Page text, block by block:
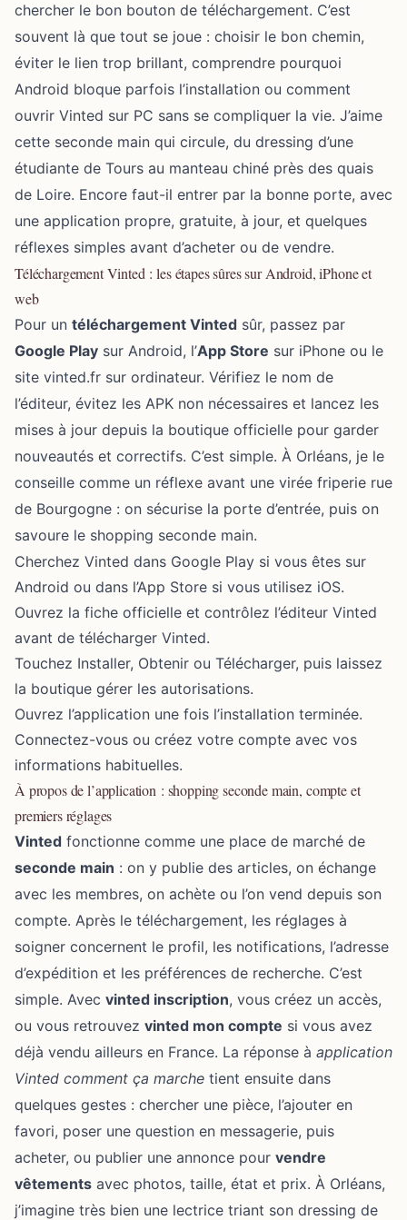
chercher le bon bouton de téléchargement. C’est
souvent là que tout se joue : choisir le bon chemin,
éviter le lien trop brillant, comprendre pourquoi
Android bloque parfois l’installation ou comment
ouvrir Vinted sur PC sans se compliquer la vie. J’aime
cette seconde main qui circule, du dressing d’une
étudiante de Tours au manteau chiné près des quais
de Loire. Encore faut-il entrer par la bonne porte, avec
une application propre, gratuite, à jour, et quelques
réflexes simples avant d’acheter ou de vendre.
Téléchargement Vinted : les étapes sûres sur Android, iPhone et
web
Pour un téléchargement Vinted sûr, passez par
Google Play sur Android, l’App Store sur iPhone ou le
site vinted.fr sur ordinateur. Vérifiez le nom de
l’éditeur, évitez les APK non nécessaires et lancez les
mises à jour depuis la boutique officielle pour garder
nouveautés et correctifs. C’est simple. À Orléans, je le
conseille comme un réflexe avant une virée friperie rue
de Bourgogne : on sécurise la porte d’entrée, puis on
savoure le shopping seconde main.
Cherchez Vinted dans Google Play si vous êtes sur
Android ou dans l’App Store si vous utilisez iOS.
Ouvrez la fiche officielle et contrôlez l’éditeur Vinted
avant de télécharger Vinted.
Touchez Installer, Obtenir ou Télécharger, puis laissez
la boutique gérer les autorisations.
Ouvrez l’application une fois l’installation terminée.
Connectez-vous ou créez votre compte avec vos
informations habituelles.
À propos de l’application : shopping seconde main, compte et
premiers réglages
Vinted fonctionne comme une place de marché de
seconde main : on y publie des articles, on échange
avec les membres, on achète ou l’on vend depuis son
compte. Après le téléchargement, les réglages à
soigner concernent le profil, les notifications, l’adresse
d’expédition et les préférences de recherche. C’est
simple. Avec vinted inscription, vous créez un accès,
ou vous retrouvez vinted mon compte si vous avez
déjà vendu ailleurs en France. La réponse à application
Vinted comment ça marche tient ensuite dans
quelques gestes : chercher une pièce, l’ajouter en
favori, poser une question en messagerie, puis
acheter, ou publier une annonce pour vendre
vêtements avec photos, taille, état et prix. À Orléans,
j’imagine très bien une lectrice triant son dressing de